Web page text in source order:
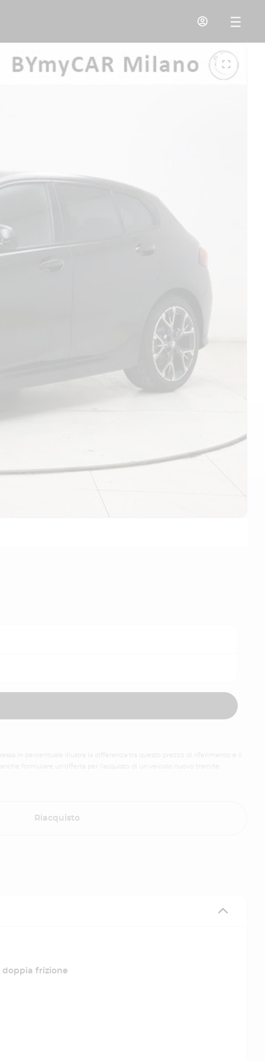
in percentuale illustra la differenza tra questo prezzo di riferimento e il
formulare un’offerta per l’acquisto di un veicolo nuovo tramite
Riacquisto
frizione